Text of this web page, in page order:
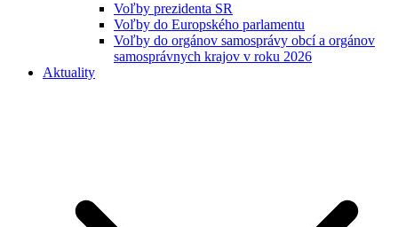
Voľby prezidenta SR
Voľby do Europského parlamentu
Voľby do orgánov samosprávy obcí a orgánov
samosprávnych krajov v roku 2026
Aktuality